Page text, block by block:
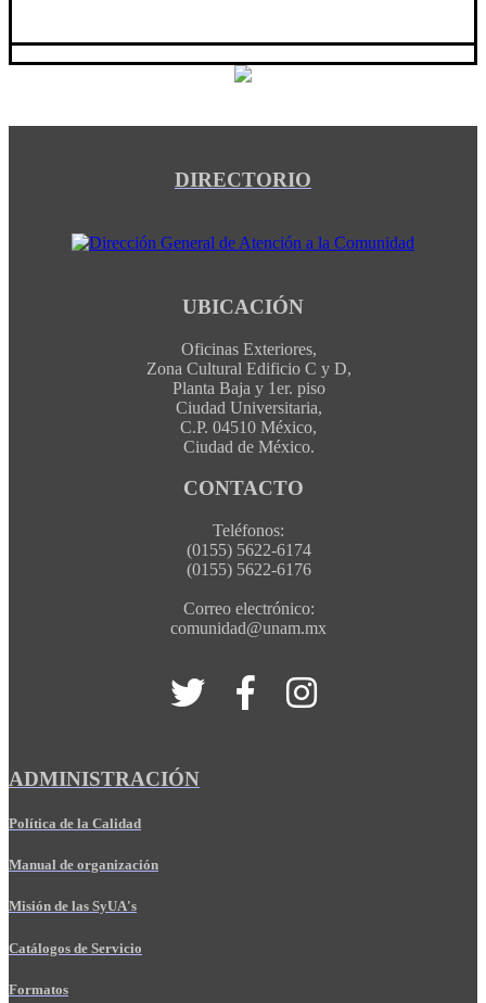
DIRECTORIO
UBICACIÓN
Oficinas Exteriores,
Zona Cultural Edificio C y D,
Planta Baja y 1er. piso
Ciudad Universitaria,
C.P. 04510 México,
Ciudad de México.
CONTACTO
Teléfonos:
(0155) 5622-6174
(0155) 5622-6176
Correo electrónico:
comunidad@unam.mx
ADMINISTRACIÓN
Política de la Calidad
Manual de organización
Misión de las SyUA's
Catálogos de Servicio
Formatos